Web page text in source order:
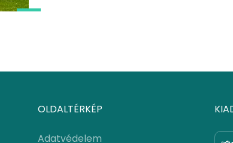
OLDALTÉRKÉP
Adatvédelem